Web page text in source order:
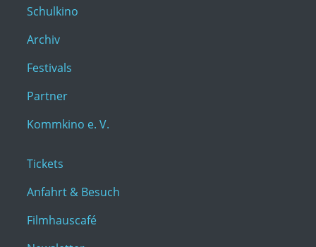
Schulkino
Archiv
Festivals
Partner
Kommkino e. V.
Tickets
Anfahrt & Besuch
Filmhauscafé